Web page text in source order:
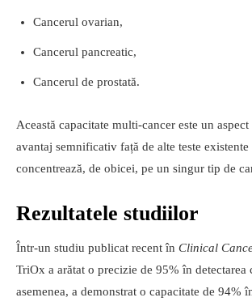
Cancerul ovarian,
Cancerul pancreatic,
Cancerul de prostată.
Această capacitate multi-cancer este un
avantaj semnificativ față de alte teste existente
concentrează, de obicei, pe un singur tip de
Rezultatele studiilor
Într-un studiu publicat recent în Clinical
TriOx a arătat o precizie de 95% în detectarea
asemenea, a demonstrat o capacitate de 94%